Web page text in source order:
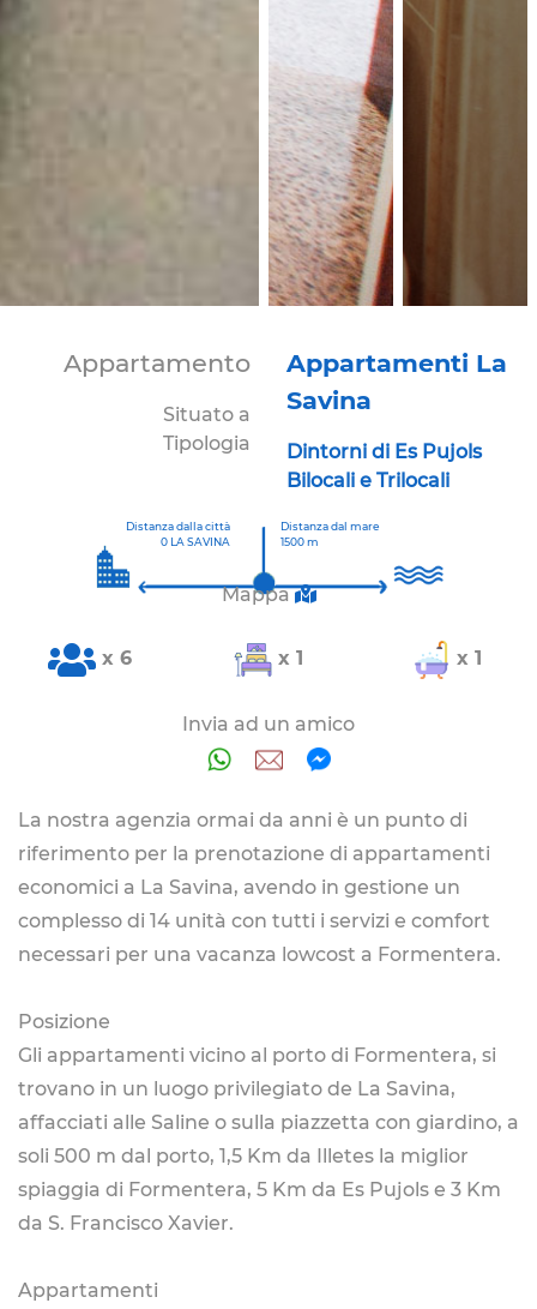
Appartamento
Situato a
Tipologia
Appartamenti La
Savina
Dintorni di Es Pujols
Bilocali e Trilocali
Distanza dalla città
0 LA SAVINA
Distanza dal mare
1500 m
Mappa
x 6 x 1 x 1
Invia ad un amico
La nostra agenzia ormai da anni è un punto di
riferimento per la prenotazione di appartamenti
economici a La Savina, avendo in gestione un
complesso di 14 unità con tutti i servizi e comfort
necessari per una vacanza lowcost a Formentera.
Posizione
Gli appartamenti vicino al porto di Formentera, si
trovano in un luogo privilegiato de La Savina,
affacciati alle Saline o sulla piazzetta con giardino, a
soli 500 m dal porto, 1,5 Km da Illetes la miglior
spiaggia di Formentera, 5 Km da Es Pujols e 3 Km
da S. Francisco Xavier.
Appartamenti